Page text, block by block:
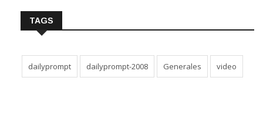
TAGS
dailyprompt dailyprompt-2008 Generales video